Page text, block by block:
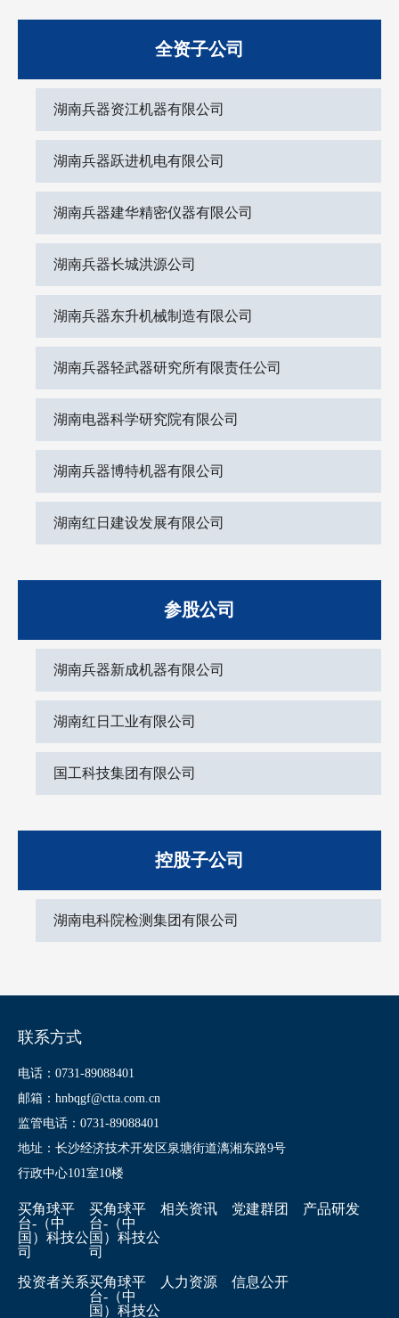
全资子公司
湖南兵器资江机器有限公司
湖南兵器跃进机电有限公司
湖南兵器建华精密仪器有限公司
湖南兵器长城洪源公司
湖南兵器东升机械制造有限公司
湖南兵器轻武器研究所有限责任公司
湖南电器科学研究院有限公司
湖南兵器博特机器有限公司
湖南红日建设发展有限公司
参股公司
湖南兵器新成机器有限公司
湖南红日工业有限公司
国工科技集团有限公司
控股子公司
湖南电科院检测集团有限公司
联系方式
电话：0731-89088401
邮箱：hnbqgf@ctta.com.cn
监管电话：0731-89088401
地址：长沙经济技术开发区泉塘街道漓湘东路9号
行政中心101室10楼
买角球平
台-（中
国）科技公
司
买角球平
台-（中
国）科技公
司
相关资讯 党建群团 产品研发
投资者关系买角球平
台-（中
国）科技公
人力资源 信息公开